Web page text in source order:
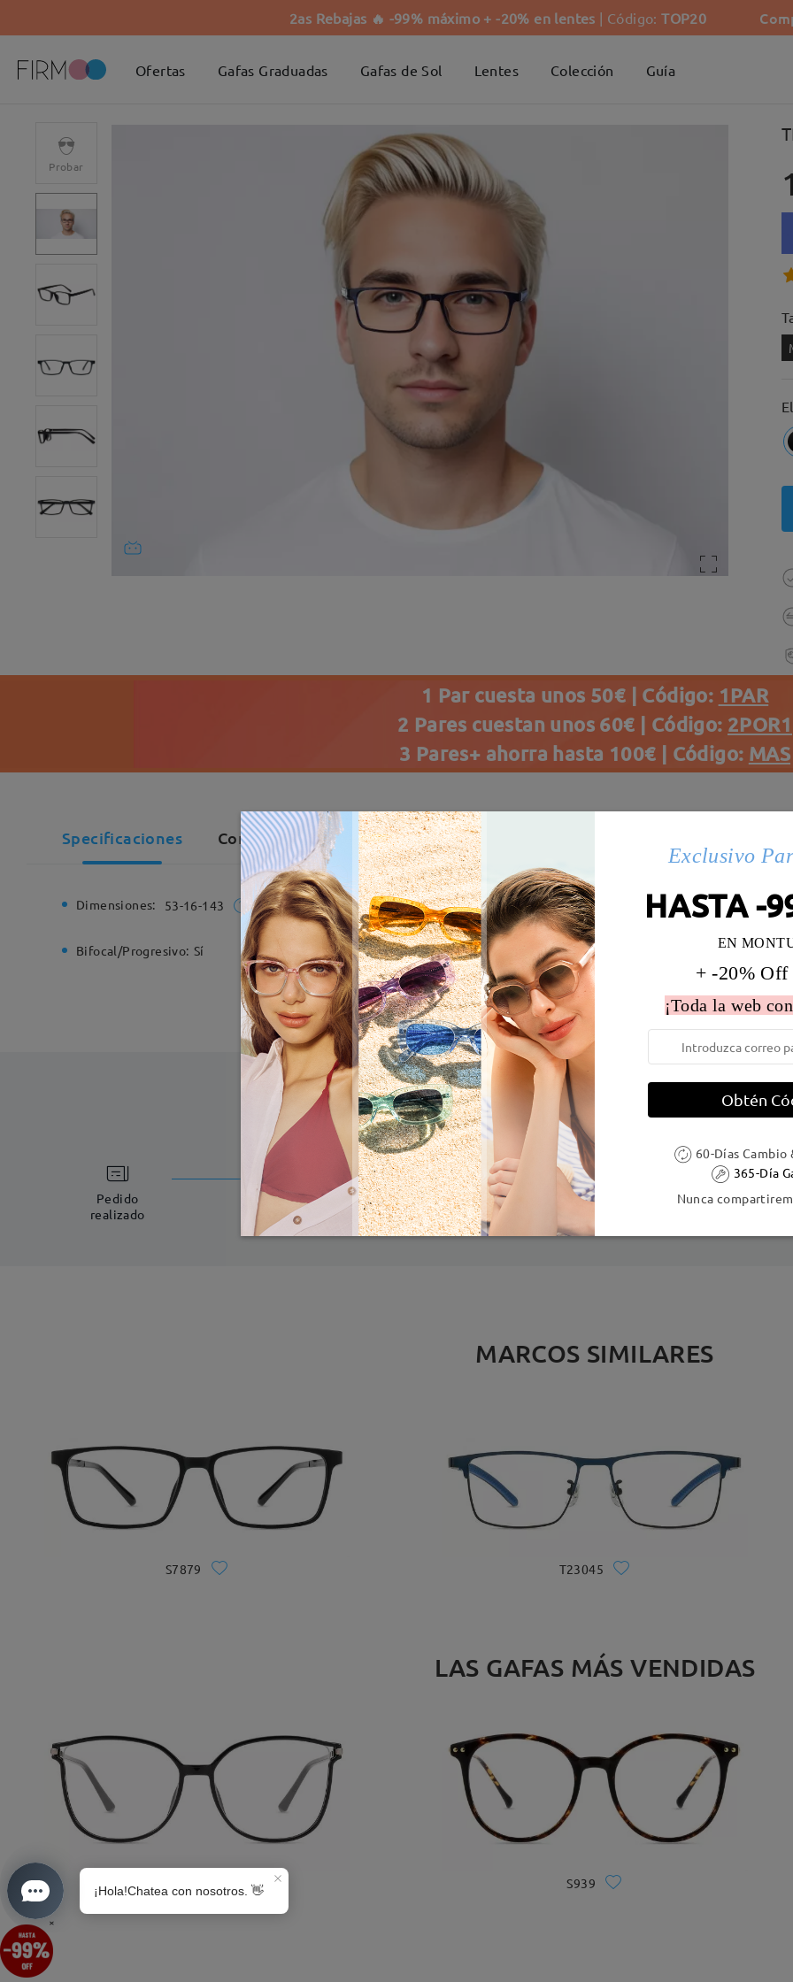
2as Rebajas 🔥 -99% máximo + -20% en lentes | Código:TOP20
Ofertas Gafas Graduadas Gafas de Sol Lentes Colección Guía
×
Probar
con el servicio para
1 Par cuesta unos 50€ | Código: 1PAR
2 Pares cuestan unos 60€ | Código: 2POR1
3 Pares+ ahorra hasta 100€ | Código: MAS
Specificaciones Comentarios de Clientes
Dimensiones: 53-16-143 Ancho de la montura: 132 mm (Medio) Diametro de lentes: 54 mm
Bifocal/Progresivo: Sí Bisagra de resorte: No Material de la montura: Tr
DELIVERY
Pedido
realizado
Fabricación
5-7 días laborales detalles
MARCOS SIMILARES
S7879 T23045
LAS GAFAS MÁS VENDIDAS
S939
Exclusivo
HASTA -
EN
+ -20% Off
¡Toda la web
Obtén
60-Días Cambio
365-Día
Nunca